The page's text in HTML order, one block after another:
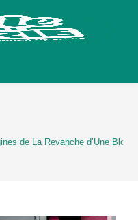
de La Revanche d’Une